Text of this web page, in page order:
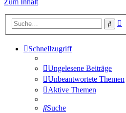
Suche
Schnellzugriff
Ungelesene Beiträge
Unbeantwortete Themen
Aktive Themen
Suche